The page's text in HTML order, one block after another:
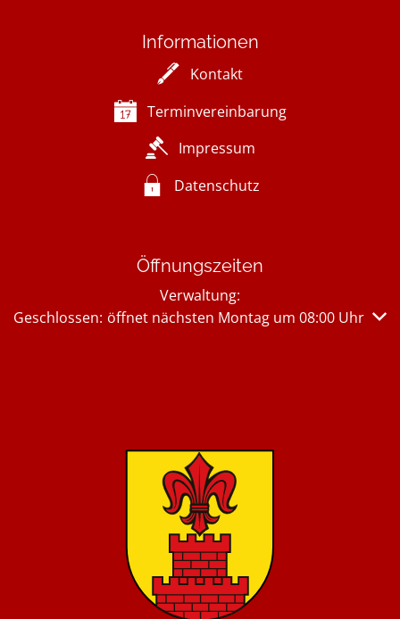
Informationen
Kontakt
Terminvereinbarung
Impressum
Datenschutz
Öffnungszeiten
Verwaltung:
Klicken, um weitere Öffnungs- oder Schließzeiten
Geschlossen: öffnet nächsten Montag um 08:00 Uhr